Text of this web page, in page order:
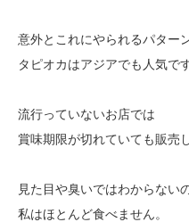
意外とこれにやられるパター
タピオカはアジアでも人気で
流行っていないお店では
賞味期限が切れていても販売
見た目や臭いではわからない
私はほとんど食べません。